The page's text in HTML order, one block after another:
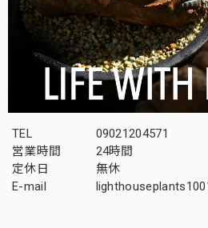
よろしくお願いいたします
木質化 まん丸 オベ
2026/03/12
間髪入れず、2回目の利用です。 こ
す。 今回の梱包も完璧でした。 商
確認して 楽しんでいる今日このご
頂きます！
TEL
09021204571
営業時間
24時間
定休日
無休
E-mail